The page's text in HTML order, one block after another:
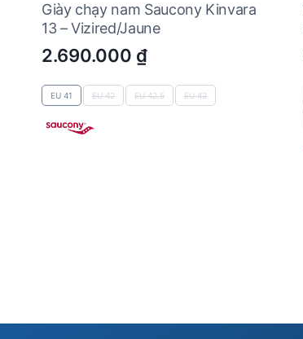
Giày chạy nam Saucony Kinvara
13 – Vizired/Jaune
2.690.000 ₫
EU 41 EU 42 EU 42.5 EU 43